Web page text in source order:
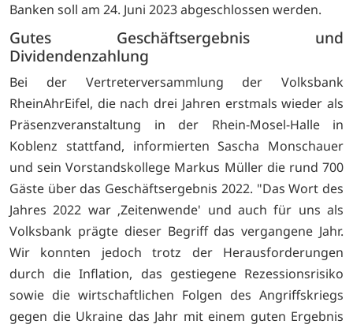
Banken soll am 24. Juni 2023 abgeschlossen werden.
Gutes Geschäftsergebnis und
Dividendenzahlung
Bei der Vertreterversammlung der Volksbank
RheinAhrEifel, die nach drei Jahren erstmals wieder als
Präsenzveranstaltung in der Rhein-Mosel-Halle in
Koblenz stattfand, informierten Sascha Monschauer
und sein Vorstandskollege Markus Müller die rund 700
Gäste über das Geschäftsergebnis 2022. "Das Wort des
Jahres 2022 war ‚Zeitenwende' und auch für uns als
Volksbank prägte dieser Begriff das vergangene Jahr.
Wir konnten jedoch trotz der Herausforderungen
durch die Inflation, das gestiegene Rezessionsrisiko
sowie die wirtschaftlichen Folgen des Angriffskriegs
gegen die Ukraine das Jahr mit einem guten Ergebnis